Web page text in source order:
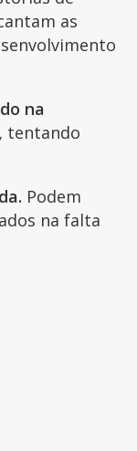
as
na
tentando
Podem
na falta